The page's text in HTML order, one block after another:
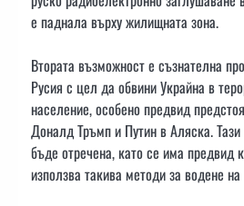
е паднала върху жилищната зона.
Втората възможност е съзнателна
Русия с цел да обвини Украйна в
население, особено предвид
Доналд Тръмп и Путин в Аляска.
бъде отречена, като се има предвид
използва такива методи за водене на